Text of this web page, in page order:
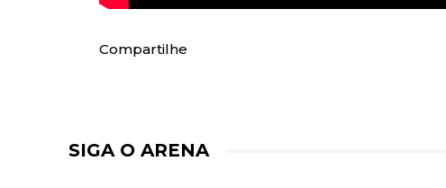
Compartilhe
SIGA O ARENA